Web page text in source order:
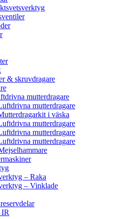
& skruvdragare
mutterdragare
mutterdragare
i väska
mutterdragare
mutterdragare
mutterdragare
– Raka
– Vinklade
IR